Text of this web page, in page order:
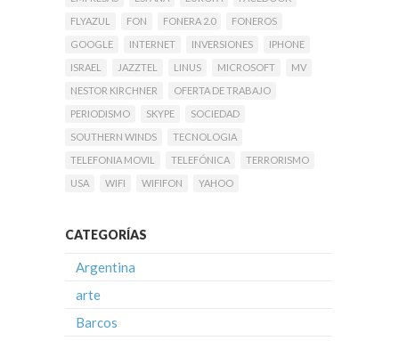
FLYAZUL
FON FONERA 2.0
FONEROS
GOOGLE
INTERNET INVERSIONES
IPHONE
ISRAEL
JAZZTEL LINUS MICROSOFT
MV
NESTOR KIRCHNER
OFERTA DE TRABAJO
PERIODISMO
SKYPE
SOCIEDAD
SOUTHERN WINDS
TECNOLOGIA
TELEFONIA MOVIL
TELEFÓNICA
TERRORISMO
USA
WIFI WIFIFON YAHOO
CATEGORÍAS
Argentina
arte
Barcos